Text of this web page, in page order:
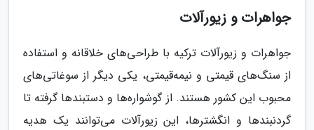
جواهرات و زیورآلات
جواهرات و زیورآلات ترکیه با طراحی‌های خلاقانه و استفاده
از سنگ‌های قیمتی و نیمه‌قیمتی، یکی دیگر از سوغاتی‌های
محبوب این کشور هستند. از گوشواره‌ها و دستبندها گرفته تا
گردنبندها و انگشترها، این زیورآلات می‌توانند یک هدیه